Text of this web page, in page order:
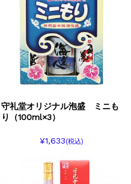
守礼堂オリジナル泡盛 ミニも
り（100ml×3）
¥1,633(税込)